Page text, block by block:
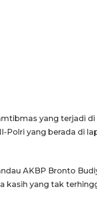
yang terjadi
Polri yang berada di
AKBP Bronto
kasih yang tak